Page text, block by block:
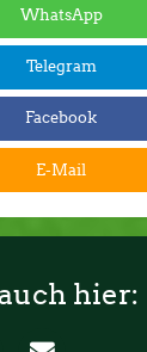
WhatsApp
Telegram
Facebook
E-Mail
hier: